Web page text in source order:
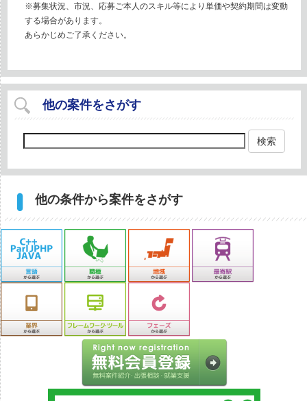
※募集状況、市況、応募ご本人のスキル等により単価や契約期間は変動
する場合があります。
あらかじめご了承ください。
他の案件をさがす
検索
他の条件から案件をさがす